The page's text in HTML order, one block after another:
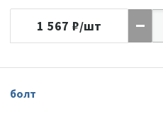
1 567 ₽/шт
болт